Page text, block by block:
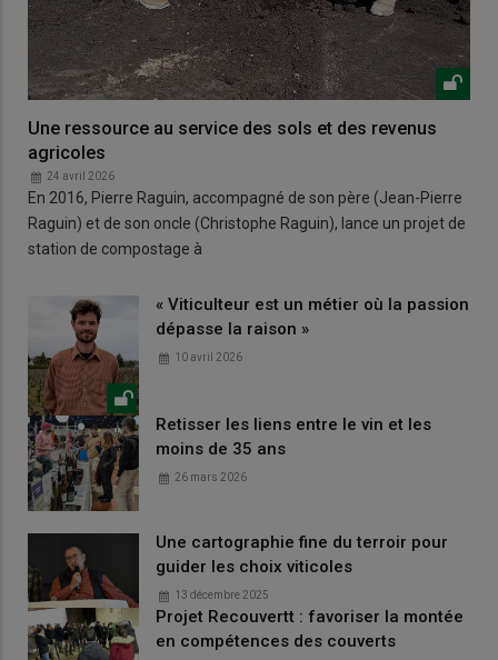
Une ressource au service des sols et des revenus
agricoles
24 avril 2026
En 2016, Pierre Raguin, accompagné de son père (Jean-Pierre
Raguin) et de son oncle (Christophe Raguin), lance un projet de
station de compostage à
« Viticulteur est un métier où la passion
dépasse la raison »
10 avril 2026
Retisser les liens entre le vin et les
moins de 35 ans
26 mars 2026
Une cartographie fine du terroir pour
guider les choix viticoles
13 décembre 2025
Projet Recouvertt : favoriser la montée
en compétences des couverts